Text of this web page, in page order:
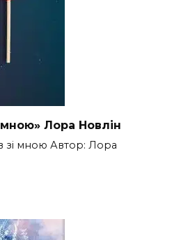
мною» Лора Новлін
зі мною Автор: Лора